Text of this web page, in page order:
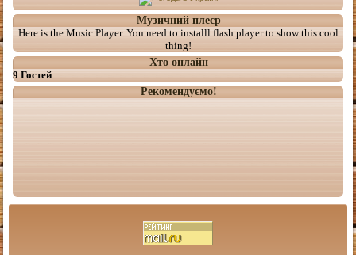
Музичний плеєр
Here is the Music Player. You need to installl flash player to show this cool
thing!
Хто онлайн
9 Гостей
Рекомендуємо!